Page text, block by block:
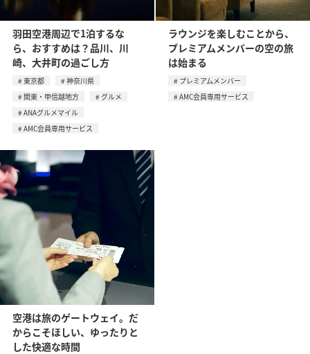
羽田空港周辺で1泊するな
ら、おすすめは？品川、川
崎、大井町の過ごし方
東京都
神奈川県
関東・甲信越地方
グルメ
ANAグルメマイル
AMC会員専用サービス
ラウンジを楽しむことから、
プレミアムメンバーの空の旅
は始まる
プレミアムメンバー
AMC会員専用サービス
空港は旅のゲートウェイ。だ
からこそほしい、ゆったりと
した快適な時間